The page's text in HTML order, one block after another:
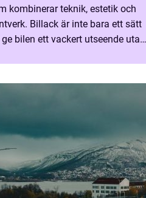
kombinerar teknik, estetik och
Billack är inte bara ett sätt
bilen ett vackert utseende utan